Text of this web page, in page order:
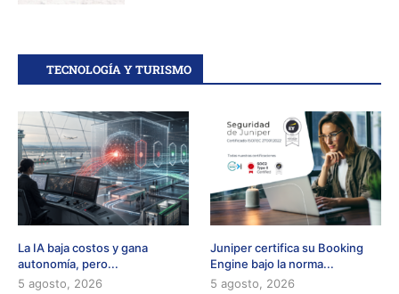
TECNOLOGÍA Y TURISMO
La IA baja costos y gana
autonomía, pero...
5 agosto, 2026
Juniper certifica su Booking
Engine bajo la norma...
5 agosto, 2026